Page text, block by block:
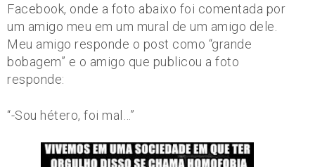
Facebook, onde a foto abaixo foi comentada por
um amigo meu em um mural de um amigo dele.
Meu amigo responde o post como “grande
bobagem” e o amigo que publicou a foto
responde:
“-Sou hétero, foi mal…”